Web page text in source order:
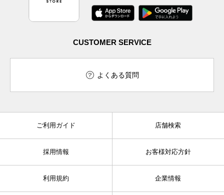
CUSTOMER SERVICE
よくある質問
ご利用ガイド 店舗検索
採用情報 お客様対応方針
利用規約 企業情報